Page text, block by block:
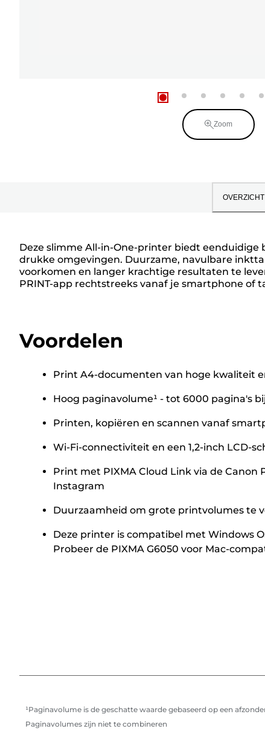
Zoom
OVERZICHT
Deze slimme All-in-One-printer biedt
drukke omgevingen. Duurzame, navulbare
voorkomen en langer krachtige resultaten te
PRINT-app rechtstreeks vanaf je smartphone of
Voordelen
Print A4-documenten van hoge kwaliteit
Hoog paginavolume¹ - tot 6000 pagina's
Printen, kopiëren en scannen vanaf
Wi-Fi-connectiviteit en een 1,2-inch LCD-
Print met PIXMA Cloud Link via de Canon
Instagram
Duurzaamheid om grote printvolumes te
Deze printer is compatibel met Windows
Probeer de PIXMA G6050 voor Mac-
¹Paginavolume is de geschatte waarde gebaseerd op een
Paginavolumes zijn niet te combineren